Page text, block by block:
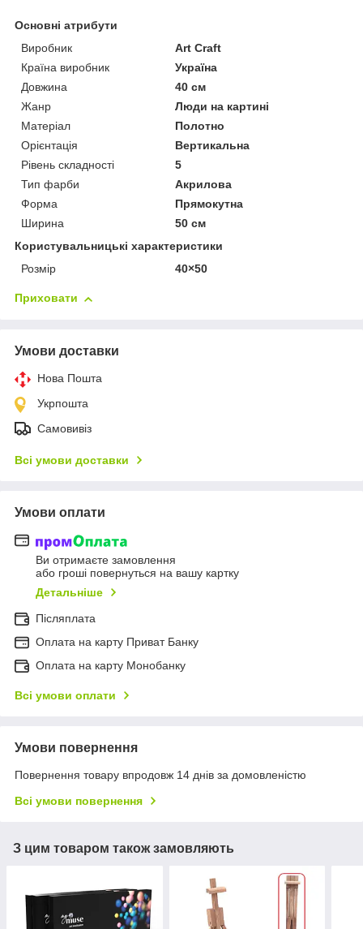
Основні атрибути
Виробник
Art Craft
Країна виробник
Україна
Довжина
40 см
Жанр
Люди на картині
Матеріал
Полотно
Орієнтація
Вертикальна
Рівень складності
5
Тип фарби
Акрилова
Форма
Прямокутна
Ширина
50 см
Користувальницькі характеристики
Розмір
40×50
Приховати
Умови доставки
Нова Пошта
Укрпошта
Самовивіз
Всі умови доставки
Умови оплати
Ви отримаєте замовлення
або гроші повернуться на вашу картку
Детальніше
Післяплата
Оплата на карту Приват Банку
Оплата на карту Монобанку
Всі умови оплати
Умови повернення
Повернення товару впродовж 14 днів за домовленістю
Всі умови повернення
З цим товаром також замовляють